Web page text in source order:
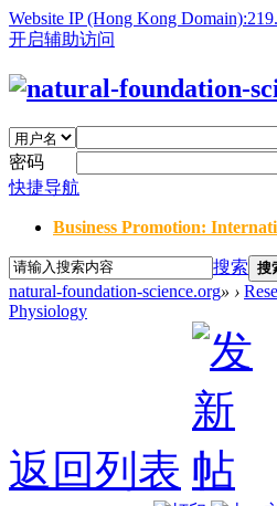
Website IP (Hong Kong
开启辅助访问
密码
快捷导航
Business Promotion:
搜索 搜
natural-foundation-science.org» ›
Physiology
返回列表